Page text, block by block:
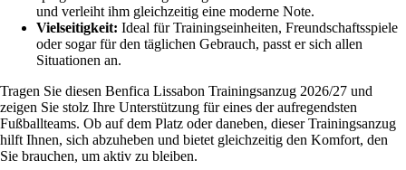
und verleiht ihm gleichzeitig eine moderne Note.
Vielseitigkeit: Ideal für Trainingseinheiten, Freundschaftsspiele
oder sogar für den täglichen Gebrauch, passt er sich allen
Situationen an.
Tragen Sie diesen Benfica Lissabon Trainingsanzug 2026/27 und
zeigen Sie stolz Ihre Unterstützung für eines der aufregendsten
Fußballteams. Ob auf dem Platz oder daneben, dieser Trainingsanzug
hilft Ihnen, sich abzuheben und bietet gleichzeitig den Komfort, den
Sie brauchen, um aktiv zu bleiben.